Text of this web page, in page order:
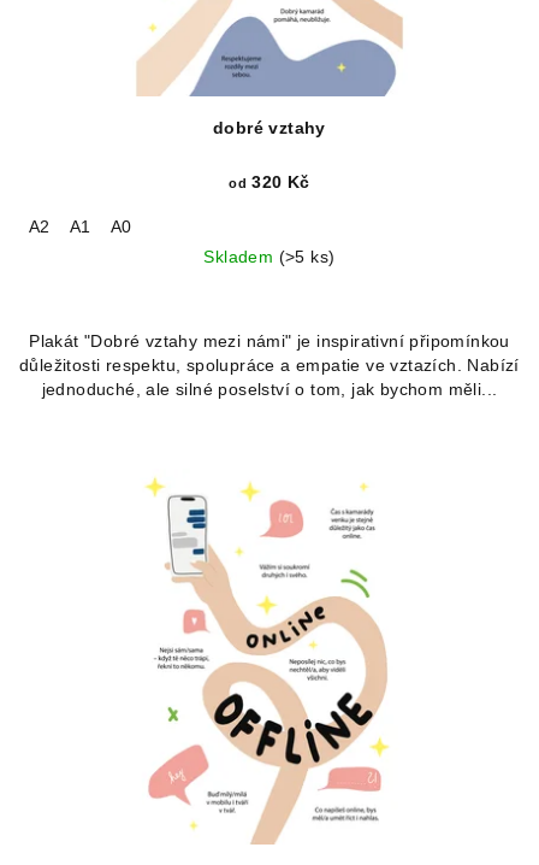
dobré vztahy
od 320 Kč
A2 A1
A0
Skladem (>5 ks)
Plakát "Dobré vztahy mezi námi" je inspirativní připomínkou
důležitosti respektu, spolupráce a empatie ve vztazích. Nabízí
jednoduché, ale silné poselství o tom, jak bychom měli...